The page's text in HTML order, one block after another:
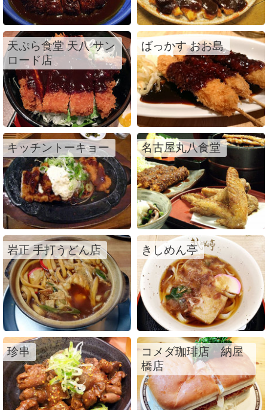
天ぷら食堂 天八 サン
ロード店
ばっかす おお島
キッチントーキョー 名古屋丸八食堂
岩正 手打うどん店 きしめん亭
珍串
コメダ珈琲店 納屋
橋店